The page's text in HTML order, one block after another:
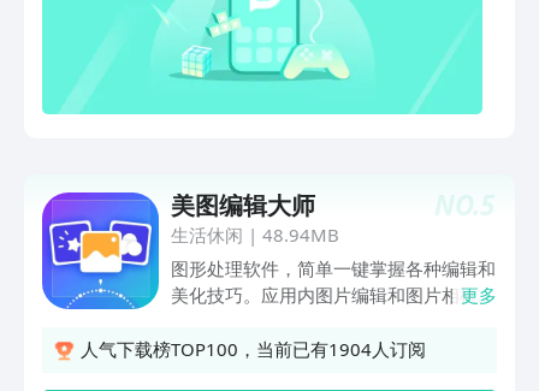
我们有许多令人兴奋的更新计划！如果你
喜欢图片合成器，请支持我们，花一点时
间给我们评分。如果在使用中遇到问题？
或对后续更新有意见或建议？请在问题反
年，合成器有你更精彩！
NO.5
美图编辑大师
生活休闲 | 48.94MB
图形处理软件，简单一键掌握各种编辑和
美化技巧。应用内图片编辑和图片相框是
片的处理和美化。 -----图片编辑是一种对
更多
人气下载榜TOP100，当前已有1904人订阅